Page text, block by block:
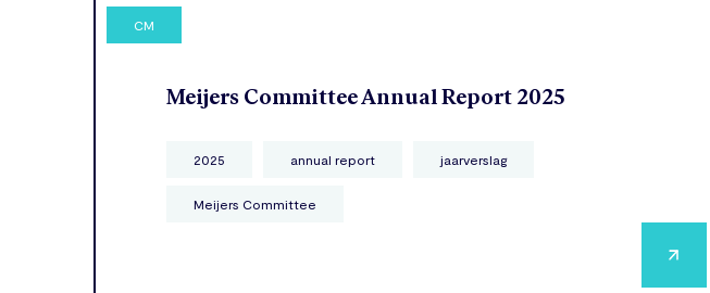
CM
Meijers Committee Annual Report 2025
2025 annual report jaarverslag
Meijers Committee